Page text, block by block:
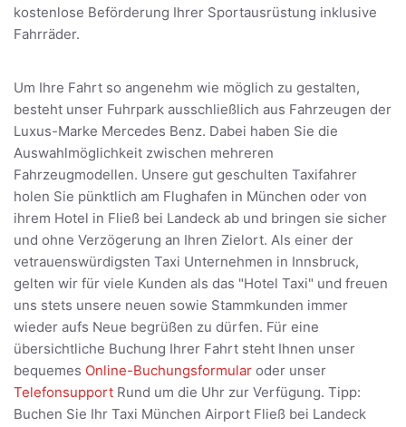
kostenlose Beförderung Ihrer Sportausrüstung inklusive
Fahrräder.
Um Ihre Fahrt so angenehm wie möglich zu gestalten,
besteht unser Fuhrpark ausschließlich aus Fahrzeugen der
Luxus-Marke Mercedes Benz. Dabei haben Sie die
Auswahlmöglichkeit zwischen mehreren
Fahrzeugmodellen. Unsere gut geschulten Taxifahrer
holen Sie pünktlich am Flughafen in München oder von
ihrem Hotel in Fließ bei Landeck ab und bringen sie sicher
und ohne Verzögerung an Ihren Zielort. Als einer der
vetrauenswürdigsten Taxi Unternehmen in Innsbruck,
gelten wir für viele Kunden als das "Hotel Taxi" und freuen
uns stets unsere neuen sowie Stammkunden immer
wieder aufs Neue begrüßen zu dürfen. Für eine
übersichtliche Buchung Ihrer Fahrt steht Ihnen unser
bequemes Online-Buchungsformular oder unser
Telefonsupport Rund um die Uhr zur Verfügung. Tipp:
Buchen Sie Ihr Taxi München Airport Fließ bei Landeck